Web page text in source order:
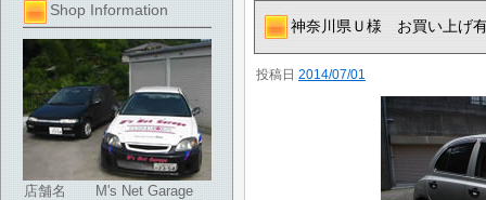
Shop Information
店舗名
M's Net Garage
神奈川県Ｕ様 お買い上げ
投稿日 2014/07/01